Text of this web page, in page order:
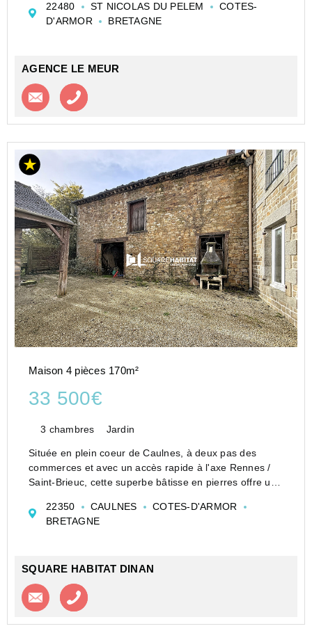
cuisine ainsi qu'un salon/séjour extensible,
- à l'étage : palier,...
22480 ST NICOLAS DU PELEM
COTES-
D'ARMOR
BRETAGNE
AGENCE LE MEUR
Contacter l'agence
Maison 4 pièces 170m²
33 500€
3 chambres Jardin
Située en plein coeur de Caulnes, à deux pas des
commerces et avec un accès rapide à l'axe Rennes /
Saint-Brieuc, cette superbe bâtisse en pierres offre un
Elle n'attend que votre projet pour retrou...
22350 CAULNES
COTES-D'ARMOR
BRETAGNE
SQUARE HABITAT DINAN
Contacter l'agence